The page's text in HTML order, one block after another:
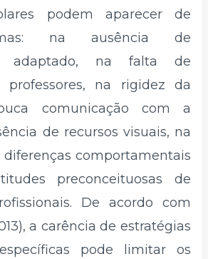
podem aparecer de
na ausência de
adaptado, na falta de
professores, na rigidez da
comunicação com a
de recursos visuais, na
diferenças comportamentais
preconceituosas de
De acordo com
a carência de estratégias
pode limitar os